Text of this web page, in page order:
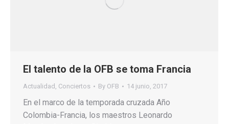
El talento de la OFB se toma Francia
Actualidad Conciertos By OFB 14 junio, 2017
En el marco de la temporada cruzada Año
Colombia-Francia, los maestros Leonardo